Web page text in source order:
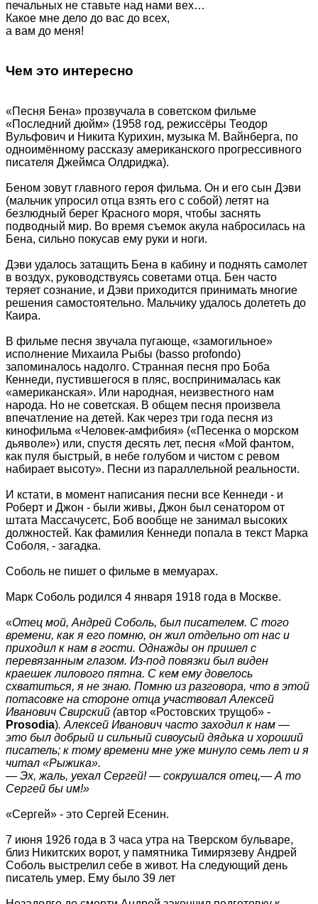
печальных не ставьте над нами вех…
Какое мне дело до вас до всех,
а вам до меня!
Чем это интересно
«Песня Бена» прозвучала в советском фильме
«Последний дюйм» (1958 год, режиссёры Теодор
Вульфович и Никита Курихин, музыка М. Вайнберга, по
одноимённому рассказу американского прогрессивного
писателя Джеймса Олдриджа).
Беном зовут главного героя фильма. Он и его сын Дэви
(мальчик упросил отца взять его с собой) летят на
безлюдный берег Красного моря, чтобы заснять
подводный мир. Во время съемок акула набросилась на
Бена, сильно покусав ему руки и ноги.
Дэви удалось затащить Бена в кабину и поднять самолет
в воздух, руководствуясь советами отца. Бен часто
теряет сознание, и Дэви приходится принимать многие
решения самостоятельно. Мальчику удалось долететь до
Каира.
В фильме песня звучала пугающе, «замогильное»
исполнение Михаила Рыбы (basso profondo)
запоминалось надолго. Странная песня про Боба
Кеннеди, пустившегося в пляс, воспринималась как
«американская». Или народная, неизвестного нам
народа. Но не советская. В общем песня произвела
впечатление на детей. Как через три года песня из
кинофильма «Человек-амфибия» («Песенка о морском
дьяволе») или, спустя десять лет, песня «Мой фантом,
как пуля быстрый, в небе голубом и чистом с ревом
набирает высоту». Песни из параллельной реальности.
И кстати, в момент написания песни все Кеннеди - и
Роберт и Джон - были живы, Джон был сенатором от
штата Массачусетс, Боб вообще не занимал высоких
должностей. Как фамилия Кеннеди попала в текст Марка
Соболя, - загадка.
Соболь не пишет о фильме в мемуарах.
Марк Соболь родился 4 января 1918 года в Москве.
«Отец мой, Андрей Соболь, был писателем. С того
времени, как я его помню, он жил отдельно от нас и
приходил к нам в гости. Однажды он пришел с
перевязанным глазом. Из-под повязки был виден
краешек лилового пятна. С кем ему довелось
схватиться, я не знаю. Помню из разговора, что в этой
потасовке на стороне отца участвовал Алексей
Иванович Свирский (автор «Ростовских трущоб» -
Prosodia). Алексей Иванович часто заходил к нам —
это был добрый и сильный сивоусый дядька и хороший
писатель; к тому времени мне уже минуло семь лет и я
читал «Рыжика».
— Эх, жаль, уехал Сергей! — сокрушался отец,— А то
Сергей бы им!»
«Сергей» - это Сергей Есенин.
7 июня 1926 года в 3 часа утра на Тверском бульваре,
близ Никитских ворот, у памятника Тимирязеву Андрей
Соболь выстрелил себе в живот. На следующий день
писатель умер. Ему было 39 лет